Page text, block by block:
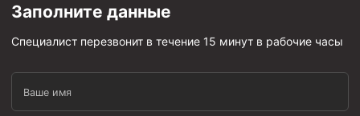
Заполните данные
Специалист перезвонит в течение 15 минут в рабочие часы
Ваше имя